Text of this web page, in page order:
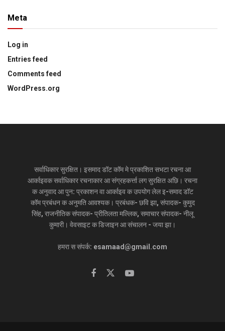
Meta
Log in
Entries feed
Comments feed
WordPress.org
सर्वाधिकार सुरक्षित। इसमाद डॉट कॉम मे प्रकाशित सभटा रचना आ
आर्काइवक सर्वाधिकार रचनाकार आ संग्रहकर्त्ता लग सुरक्षित अछि। रचना
क अनुवाद आ पुन: प्रकाशन वा आर्काइव क उपयोग लेल इ-समाद डॉट
कॉम प्रबंधन क अनुमति आवश्यक। प्रबंधक- छवि झा, संपादक- कुमुद
सिंह, राजनीतिक संपादक- प्रीतिलता मल्लिक, समाचार संपादक- नीलू
कुमारी। वेवसाइट क डिजाइन आ संचालन - जया झा।
हमरा स संपर्क: esamaad@gmail.com